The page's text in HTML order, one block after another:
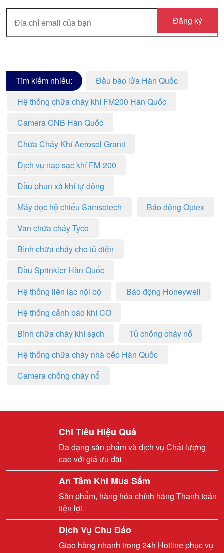
Đăng ký
Tìm kiếm nhiều:
Đầu báo lửa Hàn Quốc
Hệ thống chữa cháy khí FM200 Hàn Quốc
Camera CNB Hàn Quốc
Chữa Cháy Khí Aerosol Granit
Dịch vụ nạp sạc khí FM-200
Đầu phun xả khí tự động
Máy đọc hộ chiếu Samsotech
Báo động Optex
Van chữa cháy Tyco
Bình chữa cháy cho tủ điện
Đầu Sprinkler Hàn Quốc
Hệ thống liên lạc nội bộ
Báo động Honeywell
Hệ thống cảnh báo khí CO
Bình chữa cháy khí sạch
Tủ chống cháy nổ
Hệ thống chữa cháy nhà bếp Hàn Quốc
Camera chống cháy nổ
Chi Tiêu Hiệu Quả
Đa dạng sản phẩm và dịch vụ Chất lượng
cao với giá ưu đãi
An Tâm Khi Mua Sắm
Sản phẩm, hàng hóa chính hãng Thanh toán
tiện lợi
Dịch Vụ Chu Đáo
Giao hàng nhanh trong 24h Hotline phục vụ